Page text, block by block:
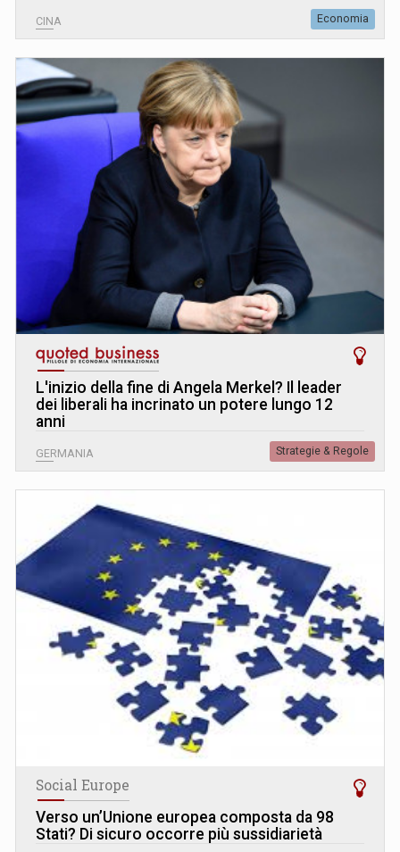
CINA Economia
L'inizio della fine di Angela Merkel? Il leader
dei liberali ha incrinato un potere lungo 12
anni
GERMANIA Strategie & Regole
Social Europe
Verso un’Unione europea composta da 98
Stati? Di sicuro occorre più sussidiarietà